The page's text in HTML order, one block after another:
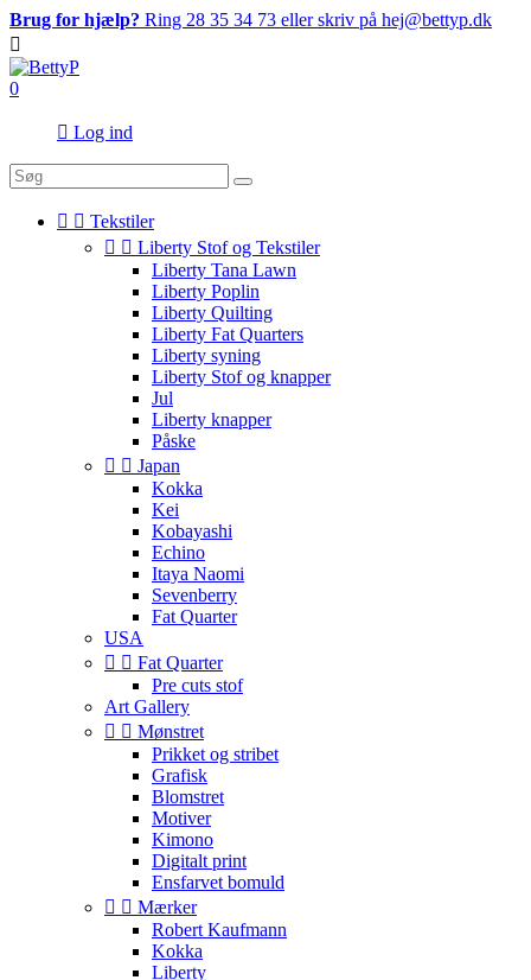
Brug for hjælp? Ring 28 35 34 73 eller skriv på hej@bettyp.dk

0
 Log ind
  Tekstiler
  Liberty Stof og Tekstiler
Liberty Tana Lawn
Liberty Poplin
Liberty Quilting
Liberty Fat Quarters
Liberty syning
Liberty Stof og knapper
Jul
Liberty knapper
Påske
  Japan
Kokka
Kei
Kobayashi
Echino
Itaya Naomi
Sevenberry
Fat Quarter
USA
  Fat Quarter
Pre cuts stof
Art Gallery
  Mønstret
Prikket og stribet
Grafisk
Blomstret
Motiver
Kimono
Digitalt print
Ensfarvet bomuld
  Mærker
Robert Kaufmann
Kokka
Liberty